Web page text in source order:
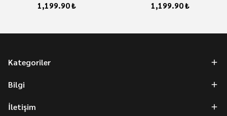
1,199.90 ₺ 1,199.90 ₺
Kategoriler
Bilgi
İletişim